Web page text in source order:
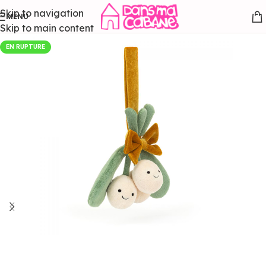
Skip to navigation
Skip to main content
MENU
EN RUPTURE